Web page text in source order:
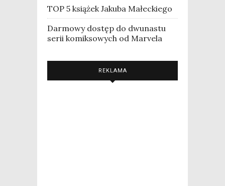
TOP 5 książek Jakuba Małeckiego
Darmowy dostęp do dwunastu
serii komiksowych od Marvela
REKLAMA